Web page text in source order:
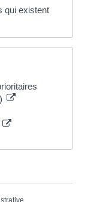
qui existent